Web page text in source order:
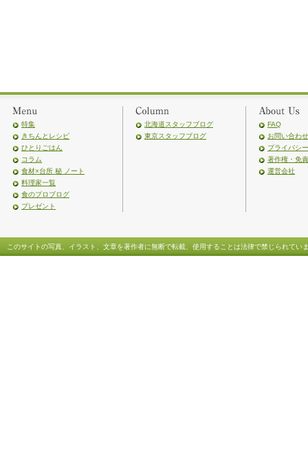
特集
きちんとレシピ
ひとりごはん
コラム
食材×台所 秘 ノート
料理家一覧
食のプロブログ
プレゼント
北海道スタッフブログ
東京スタッフブログ
FAQ
お問い合わせ
プライバシ
著作権・免
運営会社
このサイトの写真、イラスト、文章を著作者に無断で転載、使用することは法律で禁じられてい